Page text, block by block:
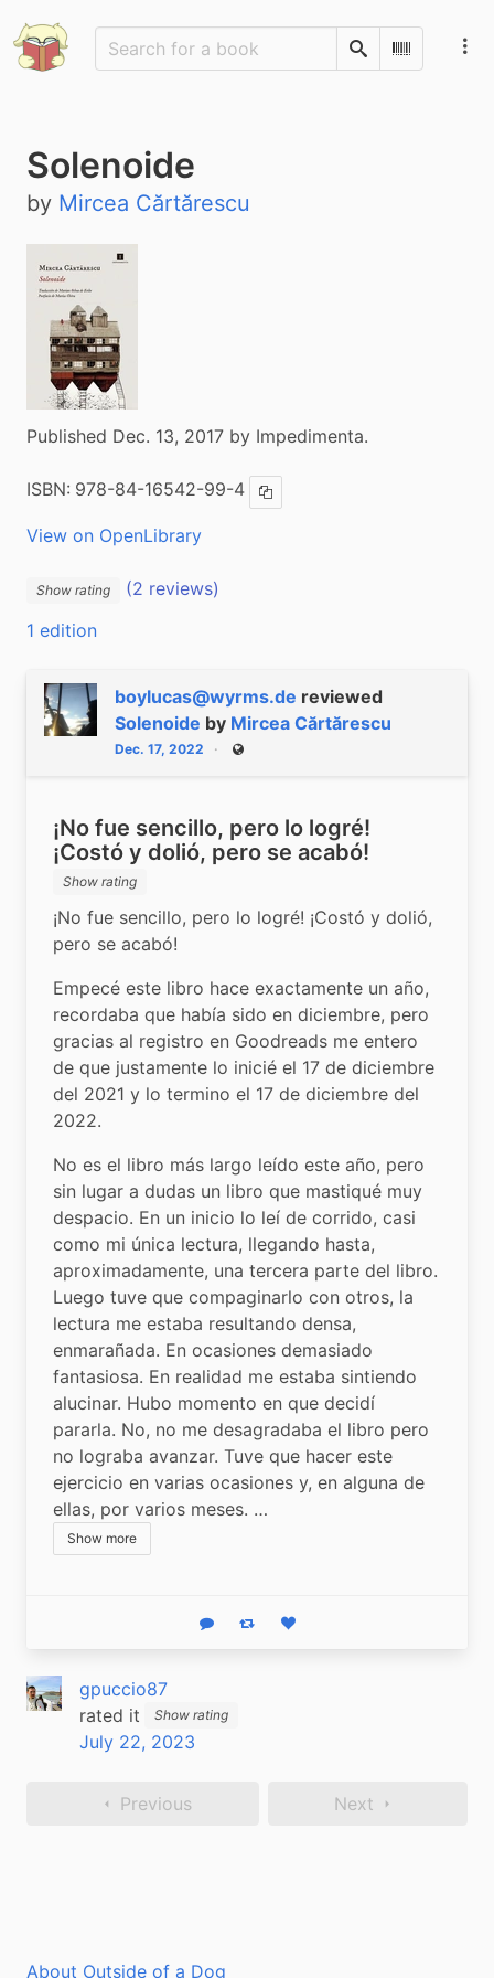
SearchScan
Solenoide
by Mircea Cărtărescu
Published Dec. 13, 2017 by Impedimenta.
ISBN: 978-84-16542-99-4 Copy ISBN
View on OpenLibrary
Show rating
(2 reviews)
1 edition
boylucas@wyrms.de reviewed
Solenoide by Mircea Cărtărescu
Dec. 17, 2022 Public
¡No fue sencillo, pero lo logré!
¡Costó y dolió, pero se acabó!
Show rating
¡No fue sencillo, pero lo logré! ¡Costó y dolió,
pero se acabó!
Empecé este libro hace exactamente un año,
recordaba que había sido en diciembre, pero
gracias al registro en Goodreads me entero
de que justamente lo inicié el 17 de diciembre
del 2021 y lo termino el 17 de diciembre del
2022.
No es el libro más largo leído este año, pero
sin lugar a dudas un libro que mastiqué muy
despacio. En un inicio lo leí de corrido, casi
como mi única lectura, llegando hasta,
aproximadamente, una tercera parte del libro.
Luego tuve que compaginarlo con otros, la
lectura me estaba resultando densa,
enmarañada. En ocasiones demasiado
fantasiosa. En realidad me estaba sintiendo
alucinar. Hubo momento en que decidí
pararla. No, no me desagradaba el libro pero
no lograba avanzar. Tuve que hacer este
ejercicio en varias ocasiones y, en alguna de
ellas, por varios meses. …
Show more
Reply Boost statusLike status
gpuccio87
rated it
Show rating
July 22, 2023
Previous Next
About Outside of a Dog